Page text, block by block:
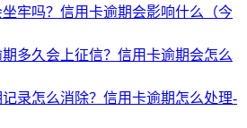
牢吗？信用卡逾期会影响什么（今
多久会上征信？信用卡逾期会怎么
录怎么消除？信用卡逾期怎么处理-